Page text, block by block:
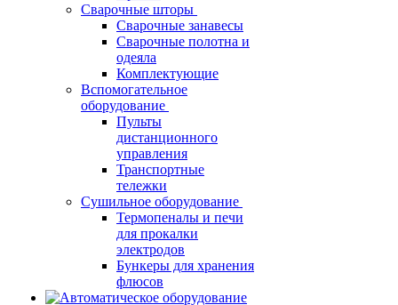
Сварочные шторы
Сварочные занавесы
Сварочные полотна и
одеяла
Комплектующие
Вспомогательное
оборудование
Пульты
дистанционного
управления
Транспортные
тележки
Сушильное оборудование
Термопеналы и печи
для прокалки
электродов
Бункеры для хранения
флюсов